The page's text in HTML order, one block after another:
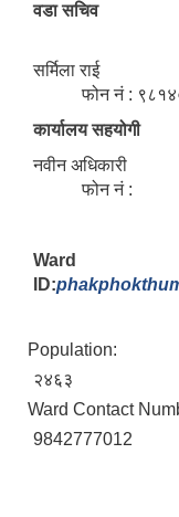
वडा सचिव
सर्मिला राई
फोन नं :
कार्यालय सहयोगी
नवीन अधिकारी
फोन नं :
ID:
Population:
२४६३
Ward Contact
9842777012